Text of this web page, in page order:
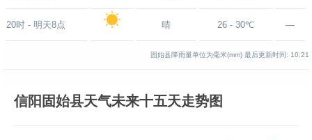
20时 - 明天8点 晴 26 - 30℃ —
固始县降雨量单位为毫米(mm) 最后更新时间: 10:21
信阳固始县天气未来十五天走势图